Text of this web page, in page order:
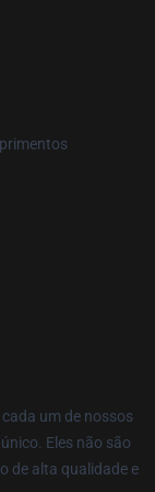
um de nossos
Eles não são
de alta qualidade e